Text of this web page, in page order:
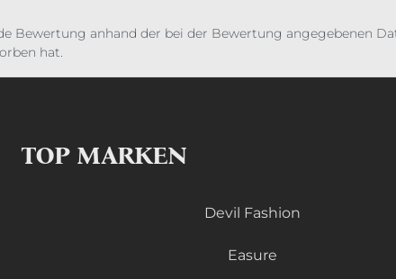
anhand der bei der Bewertung angegebenen
hat.
TOP MARKEN
Devil Fashion
Easure